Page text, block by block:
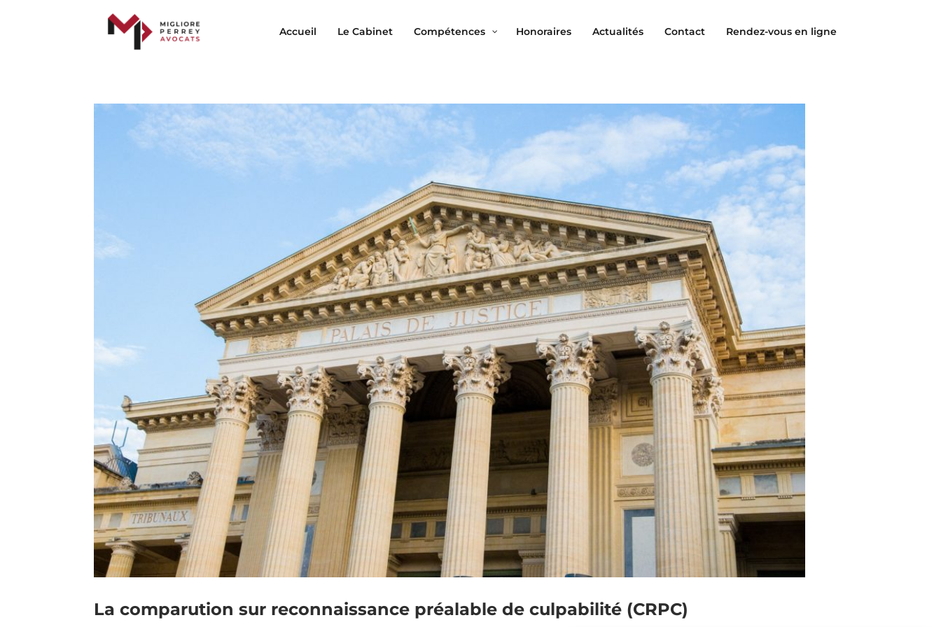
Accueil Le Cabinet Compétences Honoraires Actualités Contact Rendez-vous en ligne
La comparution sur reconnaissance préalable de culpabilité (CRPC)